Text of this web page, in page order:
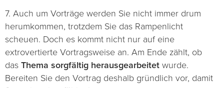
7. Auch um Vorträge werden Sie nicht immer drum
herumkommen, trotzdem Sie das Rampenlicht
scheuen. Doch es kommt nicht nur auf eine
extrovertierte Vortragsweise an. Am Ende zählt, ob
das Thema sorgfältig herausgearbeitet wurde.
Bereiten Sie den Vortrag deshalb gründlich vor, damit